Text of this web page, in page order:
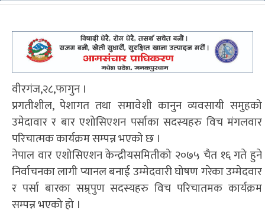
वीरगंज,२८,फागुन ।
प्रगतीशील, पेशागत तथा समावेशी कानुन व्यवसायी समुहको
उमेदावार र बार एशोसिएशन पर्साका सदस्यहरु विच मंगलवार
परिचात्मक कार्यक्रम सम्पन्न भएको छ ।
नेपाल वार एशोसिएशन केन्द्रीयसमितीको २०७५ चैत १६ गते हुने
निर्वाचनका लागी प्यानल बनाई उम्मेदवारी घोषण गरेका उम्मेदवार
र पर्सा बारका सम्र्पुण सदस्यहरु विच परिचातमक कार्यक्रम
सम्पन्न भएको हो ।